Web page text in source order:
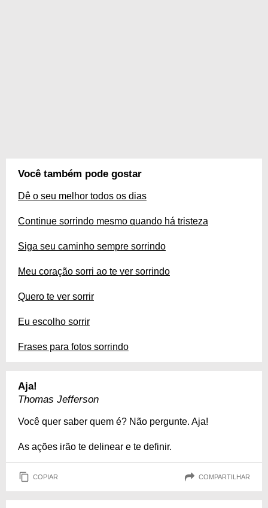
Você também pode gostar
Dê o seu melhor todos os dias
Continue sorrindo mesmo quando há tristeza
Siga seu caminho sempre sorrindo
Meu coração sorri ao te ver sorrindo
Quero te ver sorrir
Eu escolho sorrir
Frases para fotos sorrindo
Aja!
Thomas Jefferson
Você quer saber quem é? Não pergunte. Aja!
As ações irão te delinear e te definir.
COPIAR COMPARTILHAR